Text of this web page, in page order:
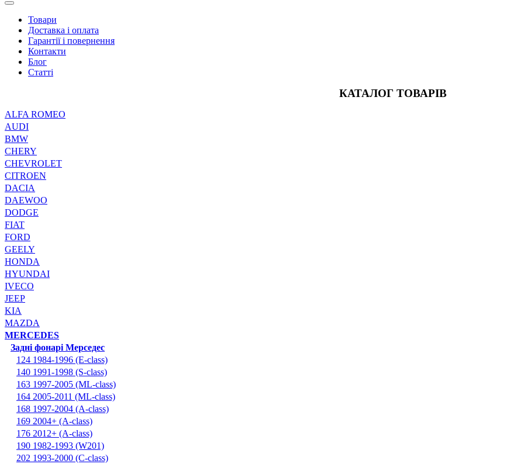
Товари
Доставка і оплата
Гарантії і повернення
Контакти
Блог
Статті
КАТАЛОГ ТОВАРІВ
ALFA ROMEO
AUDI
BMW
CHERY
CHEVROLET
CITROEN
DACIA
DAEWOO
DODGE
FIAT
FORD
GEELY
HONDA
HYUNDAI
IVECO
JEEP
KIA
MAZDA
MERCEDES
Задні фонарі Мерседес
124 1984-1996 (E-class)
140 1991-1998 (S-class)
163 1997-2005 (ML-class)
164 2005-2011 (ML-class)
168 1997-2004 (A-class)
169 2004+ (A-class)
176 2012+ (A-class)
190 1982-1993 (W201)
202 1993-2000 (C-class)